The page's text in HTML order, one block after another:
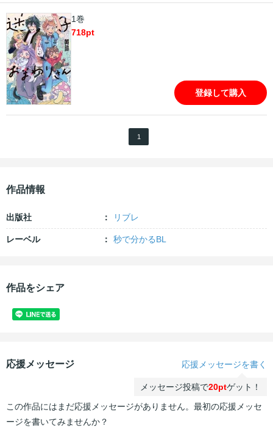
てきた様子。 しかも迎えに来た父親猫もなんだか「ワケアリ」
で…？ ヒーロー警察官ジャスティスとその同期トミーのスピンオフ
も収録！ 電子限定描き下ろしマンガ1Pつき★
1巻
718pt
登録して購入
1
作品情報
出版社 リブレ
レーベル 秒で分かるBL
作品をシェア
応援メッセージ 応援メッセージを書く
メッセージ投稿で20ptゲット！
この作品にはまだ応援メッセージがありません。最初の応援メッセ
ージを書いてみませんか？